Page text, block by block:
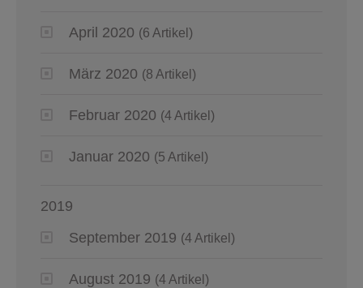
April 2020 (6 Artikel)
März 2020 (8 Artikel)
Februar 2020 (4 Artikel)
Januar 2020 (5 Artikel)
2019
September 2019 (4 Artikel)
August 2019 (4 Artikel)